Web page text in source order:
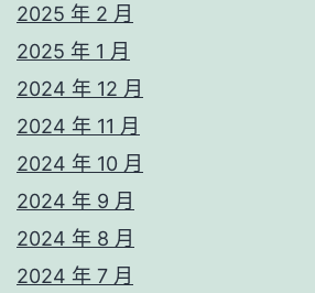
2025 年 2 月
2025 年 1 月
2024 年 12 月
2024 年 11 月
2024 年 10 月
2024 年 9 月
2024 年 8 月
2024 年 7 月